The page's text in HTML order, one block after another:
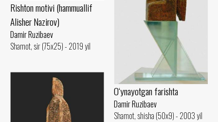
Rishton motivi (hammuallif
Alisher Nazirov)
Damir Ruzibaev
Shamot, sir (75x25) - 2019 yil
O‘ynayotgan farishta
Damir Ruzibaev
Shamot, shisha (50x9) - 2003 yil